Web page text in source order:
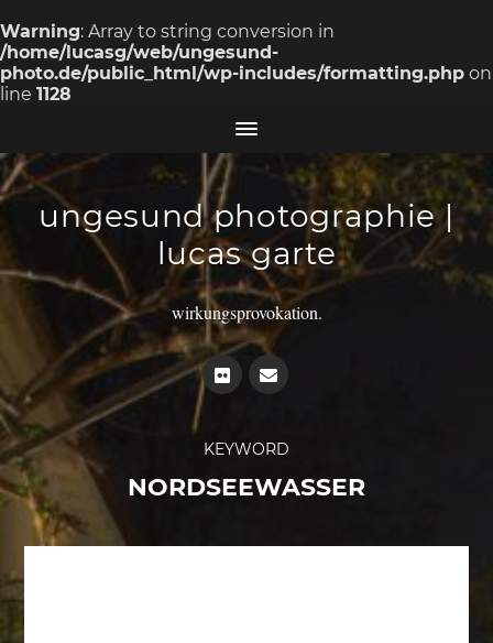
Warning: Array to string conversion in
/home/lucasg/web/ungesund-
photo.de/public_html/wp-includes/formatting.php on
line 1128
ungesund photographie |
lucas garte
wirkungsprovokation.
KEYWORD
NORDSEEWASSER